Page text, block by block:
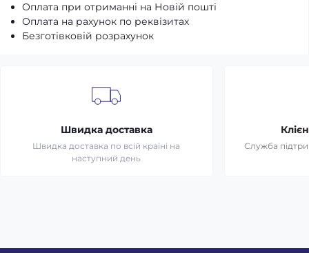
Оплата при отриманні на Новій пошті
Оплата на рахунок по реквізитах
Безготівковій розрахунок
Швидка доставка
Швидка доставка по всій країні на
наступний день
Служба